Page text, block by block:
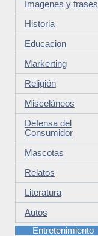
Imagenes y frases
Historia
Educacion
Markerting
Religión
Misceláneos
Defensa del
Consumidor
Mascotas
Relatos
Literatura
Autos
Entretenimiento